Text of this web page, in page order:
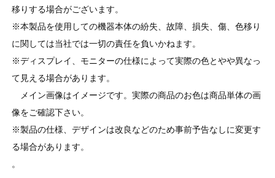
移りする場合がございます。
※本製品を使用しての機器本体の紛失、故障、損失、傷、色移り
に関しては当社では一切の責任を負いかねます。
※ディスプレイ、モニターの仕様によって実際の色とやや異なっ
て見える場合があります。
メイン画像はイメージです。実際の商品のお色は商品単体の画
像をご確認下さい。
※製品の仕様、デザインは改良などのため事前予告なしに変更す
る場合があります。
。